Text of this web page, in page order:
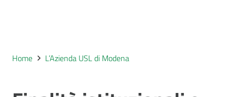
Home L’Azienda USL di Modena